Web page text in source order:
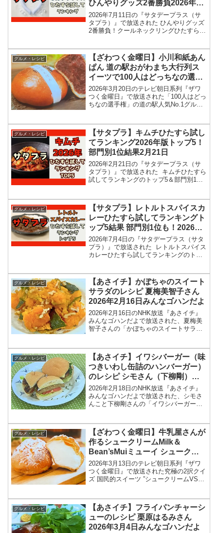
ひんやりグッズ2番勝負2026年7
月11日
2026年7月11日の『サタデープラス（サ
タプラ）』で放送された ひんやりグッズ
2番勝負！クールネックリングひたすら試
最新情報をもとに、人気生活雑貨のひん
やりグッズ２番...
グルメ・レシピ
【ざわつく金曜日】小川和紙あん
ぱん 道の駅おがわまち大行列ス
イーツで100人はどっちなの選手
権2026年3月20日
2026年3月20日のテレビ朝日系列『ザワ
つく金曜日』で放送された「100人はどっ
ちなの選手権」の道の駅人気No.1グルメ
今回のざわつく金曜日では、道の駅人気
No....
グルメ・レシピ
【サタプラ】キムチひたすら試し
てランキング2026年版トップ5！
部門別1位結果2月21日
2026年2月21日の『サタデープラス（サ
タプラ）』で放送された キムチひたすら
試してランキングのトップ5＆部門別1位
に、コンビニ、スーパーなどで買える 12
種類の調...
グルメ・レシピ
【サタプラ】レトルトスパイスカ
レーひたすら試してランキングト
ップ5結果 部門別1位も！2026年
7月4日
2026年7月4日の『サタデープラス（サタ
プラ）』で放送された レトルトスパイス
カレーひたすら試してランキングのトッ
最新情報をもとに、コンビニ、スーパー
などで買える...
グルメ・レシピ
【あさイチ】かぼちゃのスイート
サラダのレシピ 夏梅美智子さん
2026年2月16日みんなゴハンだよ
2026年2月16日のNHK放送『あさイチ』
みんなゴハンだよで放送された、夏梅美
智子さんの「かぼちゃのスイートサラ
夏梅美智子さんが登場！レンチンしたカ
ボチャに、塩・く...
グルメ・レシピ
【あさイチ】イワシバーガー（味
つきいわし缶詰のハンバーガー）
のレシピ シモさん（下柳剛）
2026年2月18日
2026年2月18日のNHK放送『あさイチ』
みんなゴハンだよで放送された、シモさ
んこと下柳剛さんの「イワシバーガー
みんなゴハンだよは、元プロ野球選手
で、現在プロ野球開...
グルメ・レシピ
【ざわつく金曜日】牛乳屋さんが
作るシュークリームMilk＆
Bean’sMuiミューイ シュークリ
ームVSいちごパフェ結果2026年
3月13日
2026年3月13日のテレビ朝日系列『ザワ
つく金曜日』で放送された究極の2択クイ
ズ 国民的スイーツ ”シュークリームVSい
ューイ情報を紹介します！今回の...
グルメ・レシピ
【あさイチ】フライパンチャーシ
ューのレシピ 栗原はるみさん
2026年3月4日みんなゴハンだよ